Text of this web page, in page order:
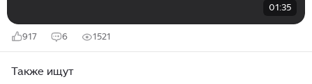
01:35
917 6 1521
Также ищут